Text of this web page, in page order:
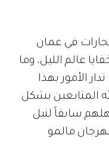
في عمان
عالم الليل، وما
الأمور بهذا
المتابعين بشكل
سابقاً لنيل
مالمو